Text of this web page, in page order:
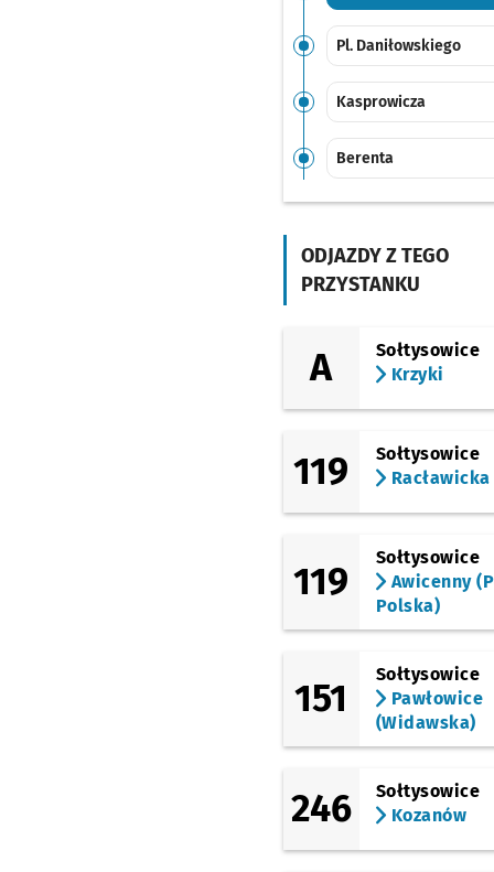
Pl. Daniłowskiego
Kasprowicza
Berenta
Śniadeckich
Pl. Grunwaldzki
ODJAZDY Z TEGO
PRZYSTANKU
A
Sołtysowice
Krzyki
119
Sołtysowice
Racławicka
119
Sołtysowice
Awicenny
Polska)
151
Sołtysowice
Pawłowice
(Widawska)
246
Sołtysowice
Kozanów